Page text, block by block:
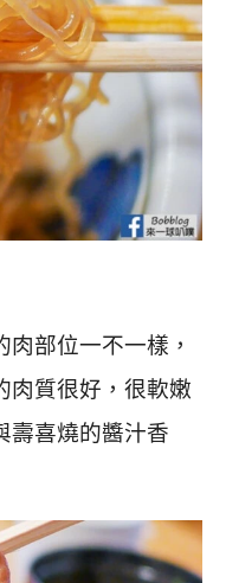
部位一不一樣，
肉質很好，很軟嫩
壽喜燒的醬汁香